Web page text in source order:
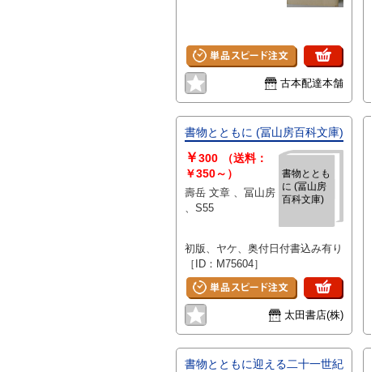
古本配達本舗
書物とともに (冨山房百科文庫)
書物ととも
に (冨山房
百科文庫)
￥300
（送料：
￥350～）
壽岳 文章 、冨山房
、S55
初版、ヤケ、奥付日付書込み有り
［ID：M75604］
太田書店(株)
書物とともに迎える二十一世紀